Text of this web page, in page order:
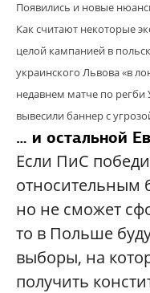
Появились и новые
Как считают некоторые
целой кампанией в
украинского Львова «в
недавнем матче по
вывесили баннер с
… и остальной
Если ПиС
относительным
но не сможет
то в Польше
выборы, на
получить